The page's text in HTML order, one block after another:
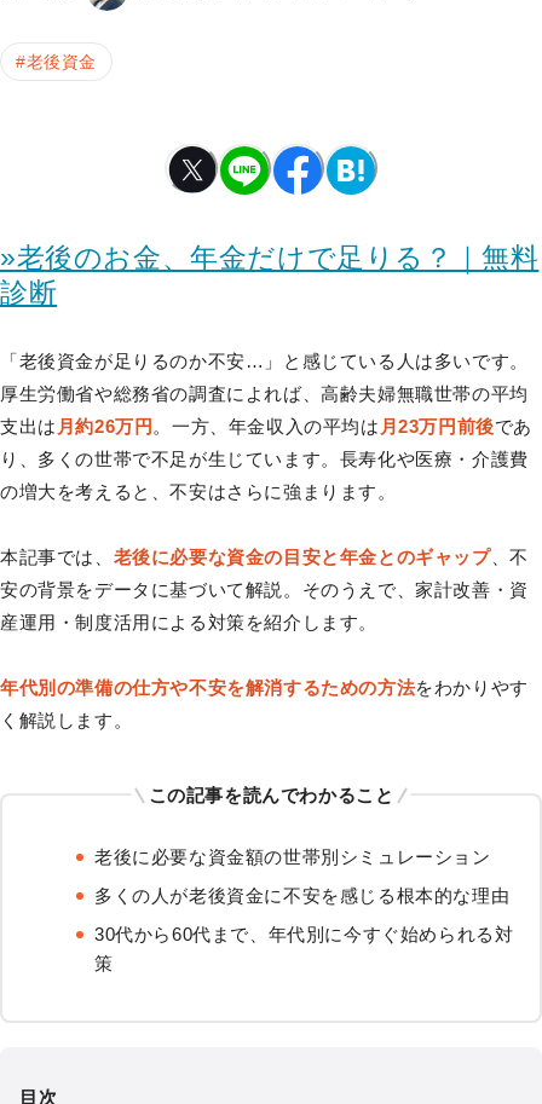
#老後資金
»老後のお金、年金だけで足りる？｜無料
診断
「老後資金が足りるのか不安…」と感じている人は多いです。
厚生労働省や総務省の調査によれば、高齢夫婦無職世帯の平均
支出は 月約26万円 。一方、年金収入の平均は 月23万円前後であ
り、多くの世帯で不足が生じています。長寿化や医療・介護費
の増大を考えると、不安はさらに強まります。
本記事では、 老後に必要な資金の目安と年金とのギャップ、不
安の背景をデータに基づいて解説。そのうえで、家計改善・資
産運用・制度活用による対策を紹介します。
年代別の準備の仕方や不安を解消するための方法をわかりやす
く解説します。
この記事を読んでわかること
老後に必要な資金額の世帯別シミュレーション
多くの人が老後資金に不安を感じる根本的な理由
30代から60代まで、年代別に今すぐ始められる対
策
目次